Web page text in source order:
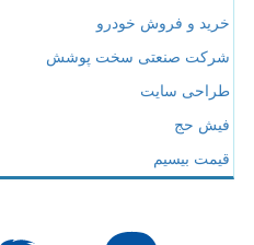
خرید و فروش خودرو
شرکت صنعتی سخت پوشش
طراحی سایت
فیش حج
قیمت بیسیم